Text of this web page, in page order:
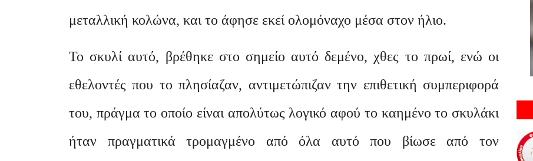
μεταλλική κολώνα, και το άφησε εκεί ολομόναχο μέσα στον ήλιο.
Το σκυλί αυτό, βρέθηκε στο σημείο αυτό δεμένο, χθες το πρωί, ενώ οι
εθελοντές που το πλησίαζαν, αντιμετώπιζαν την επιθετική συμπεριφορά
του, πράγμα το οποίο είναι απολύτως λογικό αφού το καημένο το σκυλάκι
ήταν πραγματικά τρομαγμένο από όλα αυτό που βίωσε από τον